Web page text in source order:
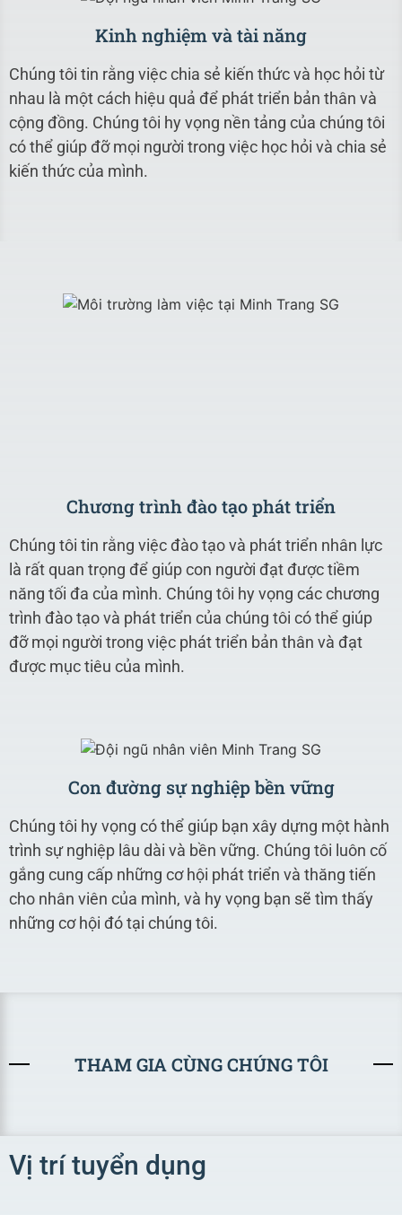
Kinh nghiệm và tài năng
Chúng tôi tin rằng việc chia sẻ kiến thức và học hỏi từ
nhau là một cách hiệu quả để phát triển bản thân và
cộng đồng. Chúng tôi hy vọng nền tảng của chúng tôi
có thể giúp đỡ mọi người trong việc học hỏi và chia sẻ
kiến thức của mình.
Chương trình đào tạo phát triển
Chúng tôi tin rằng việc đào tạo và phát triển nhân lực
là rất quan trọng để giúp con người đạt được tiềm
năng tối đa của mình. Chúng tôi hy vọng các chương
trình đào tạo và phát triển của chúng tôi có thể giúp
đỡ mọi người trong việc phát triển bản thân và đạt
được mục tiêu của mình.
Con đường sự nghiệp bền vững
Chúng tôi hy vọng có thể giúp bạn xây dựng một hành
trình sự nghiệp lâu dài và bền vững. Chúng tôi luôn cố
gắng cung cấp những cơ hội phát triển và thăng tiến
cho nhân viên của mình, và hy vọng bạn sẽ tìm thấy
những cơ hội đó tại chúng tôi.
THAM GIA CÙNG CHÚNG TÔI
Vị trí tuyển dụng